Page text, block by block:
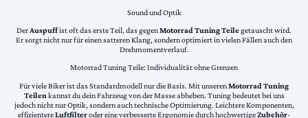
Sound und Optik
DerAuspuffist oft das erste Teil, das gegenMotorrad Tuning Teilegetauscht wird.
Er sorgt nicht nur für einen satteren Klang, sondern optimiert in vielen Fällen auch den
Drehmomentverlauf.
Motorrad Tuning Teile: Individualität ohne Grenzen
Für viele Biker ist das Standardmodell nur die Basis. Mit unserenMotorrad Tuning
Teilen kannst du dein Fahrzeug von der Masse abheben. Tuning bedeutet bei uns
jedoch nicht nur Optik, sondern auch technische Optimierung. Leichtere Komponenten,
effizientereLuftfilteroder eine verbesserte Ergonomie durch hochwertigeZubehör-